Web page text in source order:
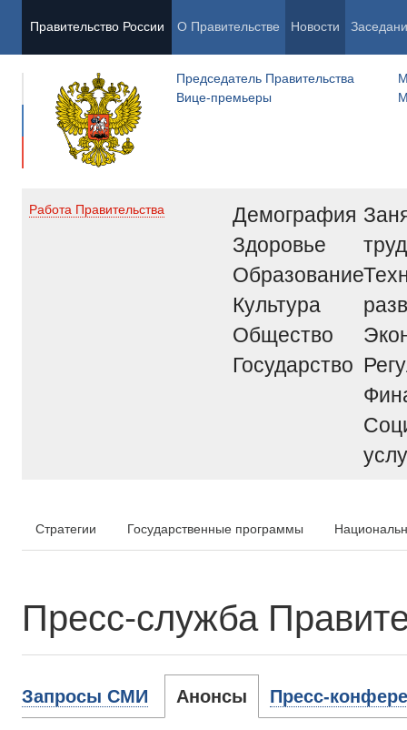
Правительство России О Правительстве Новости
Председатель Правительства
Вице-премьеры
Работа Правительства
Демография
Здоровье
Образование
Культура
Общество
Государство
труд
Стратегии Государственные программы
Пресс-служба
Запросы СМИ Анонсы Пресс-